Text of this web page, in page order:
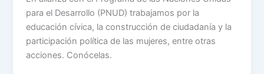
para el Desarrollo (PNUD) trabajamos por la
educación cívica, la construcción de ciudadanía y la
participación política de las mujeres, entre otras
acciones. Conócelas.